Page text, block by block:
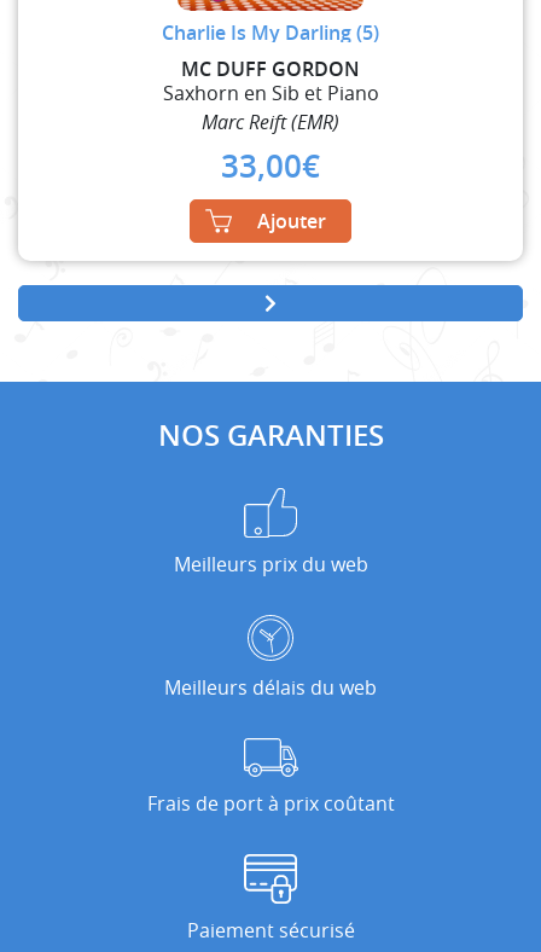
Charlie Is My Darling (5)
MC DUFF GORDON
Saxhorn en Sib et Piano
Marc Reift (EMR)
33,00€
Ajouter
NOS GARANTIES
Meilleurs prix du web
Meilleurs délais du web
Frais de port à prix coûtant
Paiement sécurisé